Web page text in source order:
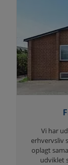
Vi har
erhvervsliv
oplagt
udviklet